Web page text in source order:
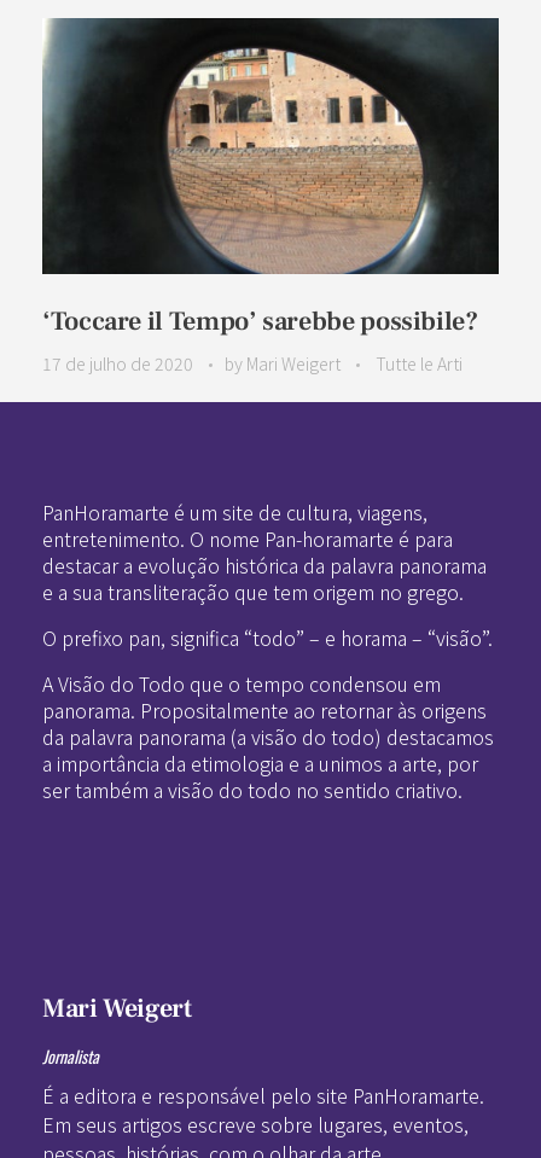
‘Toccare il Tempo’ sarebbe possibile?
17 de julho de 2020 by Mari Weigert Tutte le Arti
PanHoramarte é um site de cultura, viagens,
entretenimento. O nome Pan-horamarte é para
destacar a evolução histórica da palavra panorama
e a sua transliteração que tem origem no grego.
O prefixo pan, significa “todo” – e horama – “visão”.
A Visão do Todo que o tempo condensou em
panorama. Propositalmente ao retornar às origens
da palavra panorama (a visão do todo) destacamos
a importância da etimologia e a unimos a arte, por
ser também a visão do todo no sentido criativo.
Mari Weigert
Jornalista
É a editora e responsável pelo site PanHoramarte.
Em seus artigos escreve sobre lugares, eventos,